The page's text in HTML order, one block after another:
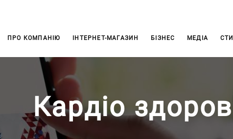
ПРО КОМПАНІЮ ІНТЕРНЕТ-МАГАЗИН БІЗНЕС МЕДІА
Кардіо